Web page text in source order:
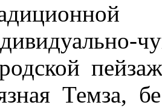
Темза,